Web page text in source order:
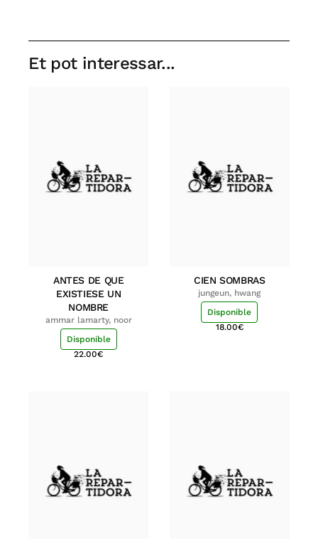
Et pot interessar...
ANTES DE QUE
EXISTIESE UN
NOMBRE
ammar lamarty, noor
Disponible
22.00€
CIEN SOMBRAS
jungeun, hwang
Disponible
18.00€